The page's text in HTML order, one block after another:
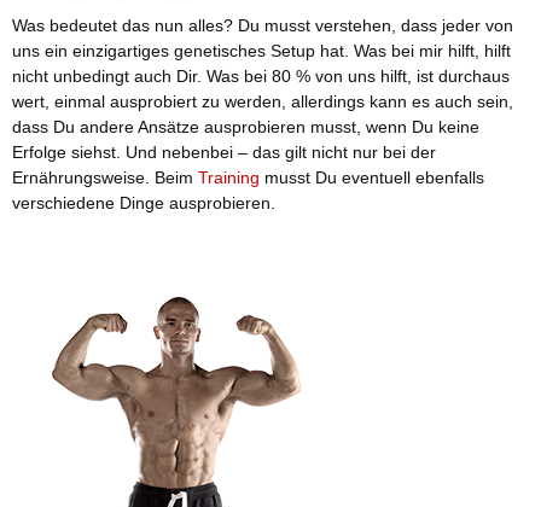
Was bedeutet das nun alles? Du musst verstehen, dass jeder von
uns ein einzigartiges genetisches Setup hat. Was bei mir hilft, hilft
nicht unbedingt auch Dir. Was bei 80 % von uns hilft, ist durchaus
wert, einmal ausprobiert zu werden, allerdings kann es auch sein,
dass Du andere Ansätze ausprobieren musst, wenn Du keine
Erfolge siehst. Und nebenbei – das gilt nicht nur bei der
Ernährungsweise. Beim Training musst Du eventuell ebenfalls
verschiedene Dinge ausprobieren.